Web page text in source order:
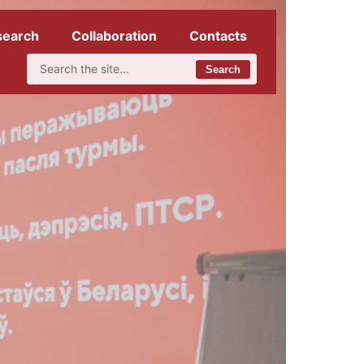
Collaboration Contacts
Search